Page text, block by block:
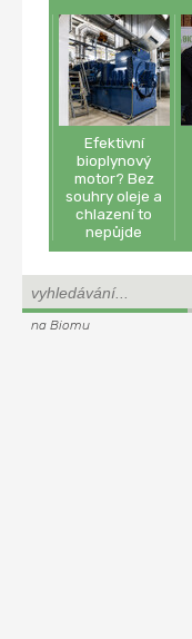
Efektivní
bioplynový
motor? Bez
souhry oleje a
chlazení to
nepůjde
na Biomu